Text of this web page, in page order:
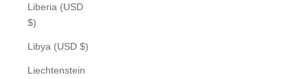
Liberia (USD
$)
Libya (USD $)
Liechtenstein